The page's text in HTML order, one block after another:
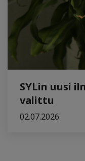
SYLin uusi
valittu
02.07.2026